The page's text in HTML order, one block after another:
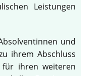
Leistungen
und
ihrem Abschluss
ihren weiteren